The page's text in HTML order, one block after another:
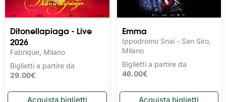
Ditonellapiaga - Live
2026
Fabrique, Milano
Biglietti a partire da
29.00€
Emma
Ippodromo Snai - San Siro,
Milano
Biglietti a partire da
46.00€